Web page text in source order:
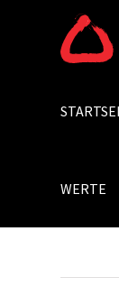
Search
WERTE